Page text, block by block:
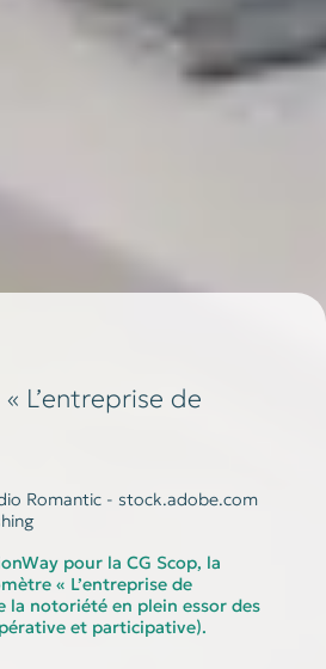
L’entreprise de
Romantic - stock.adobe.com
pour la CG Scop, la
« L’entreprise de
la notoriété en plein essor des
et participative).